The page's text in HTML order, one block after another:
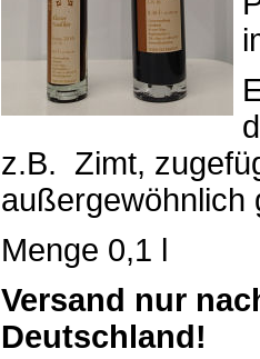
z.B. Zimt,
außergewöhnlich
Menge 0,1 l
Versand nur
Deutschland!